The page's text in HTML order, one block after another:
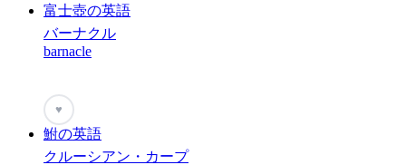
富士壺の英語
バーナクル
barnacle
♥
鮒の英語
クルーシアン・カープ